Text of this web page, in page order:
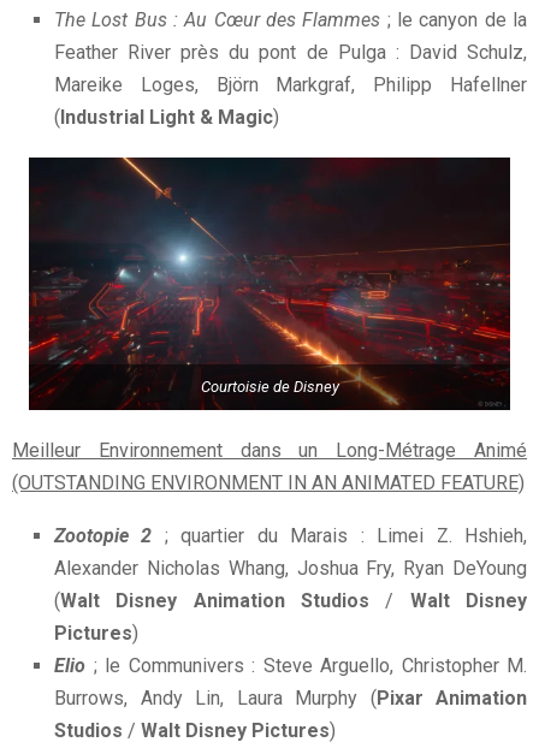
The Lost Bus : Au Cœur des Flammes ; le canyon de la
Feather River près du pont de Pulga : David Schulz,
Mareike Loges, Björn Markgraf, Philipp Hafellner
(Industrial Light & Magic)
Courtoisie de Disney
Meilleur Environnement dans un Long-Métrage Animé
(OUTSTANDING ENVIRONMENT IN AN ANIMATED FEATURE)
Zootopie 2 ; quartier du Marais : Limei Z. Hshieh,
Alexander Nicholas Whang, Joshua Fry, Ryan DeYoung
(Walt Disney Animation Studios / Walt Disney
Pictures)
Elio ; le Communivers : Steve Arguello, Christopher M.
Burrows, Andy Lin, Laura Murphy (Pixar Animation
Studios / Walt Disney Pictures)